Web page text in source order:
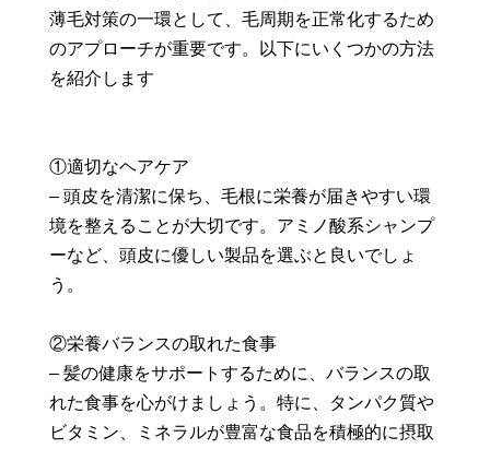
薄毛対策の一環として、毛周期を正常化するため
のアプローチが重要です。以下にいくつかの方法
を紹介します
①適切なヘアケア
– 頭皮を清潔に保ち、毛根に栄養が届きやすい環
境を整えることが大切です。アミノ酸系シャンプ
ーなど、頭皮に優しい製品を選ぶと良いでしょ
う。
②栄養バランスの取れた食事
– 髪の健康をサポートするために、バランスの取
れた食事を心がけましょう。特に、タンパク質や
ビタミン、ミネラルが豊富な食品を積極的に摂取